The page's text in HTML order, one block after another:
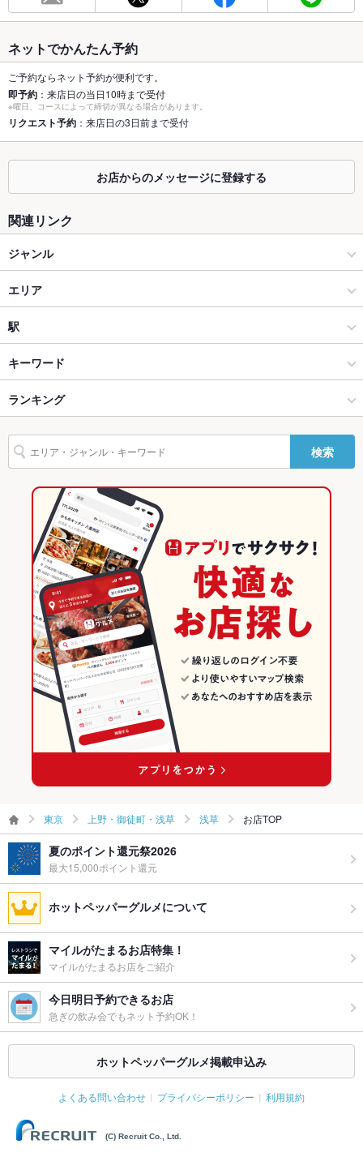
最大宴会収
50人
個室
あり ：和室（テーブル・椅子）4部屋。2～16名様までご利用可
能。別途、室料がかかります。
座敷 なし ：個室6名様。別途、室料がかかります。
掘りごたつ なし
貸切 貸切不可 ：30名様～50名様まで貸切可能。要相談。
夜景がきれ
いなお席
あり
Wi-Fi あり
バリアフリ
駐車場 あり ：施設地下1階コインパーキング（半額負担）
英語メニュ
あり
その他設備 －
その他
飲み放題 あり
食べ放題 なし
焼酎充実、日本酒充実
お子様連れ お子様連れOK
ー二次会
－
お祝い・サ
応
可
備考 －
ネットでかんたん予約
ご予約ならネット予約が便利です。
即予約 ：来店日の当日10時まで受付
※曜日、コースによって締切が異なる場合があります。
リクエスト予約 ：来店日の3日前まで受付
お店からのメッセージに登録する
関連リンク
ジャンル
和食
日本料理・懐石・割烹
上野・御徒町・浅草 × 和食
上野・御徒町・浅草 × 日本料理・懐石・割烹
浅草駅 × 和食
浅草駅 × 日本料理・懐石・割烹
創作料理
上野・御徒町・浅草 × 創作料理
上野・御徒町・浅草 × 和風
浅草駅 × 創作料理
浅草駅 × 和風
エリア
浅草
浅草 × 和食
浅草 × 日本料理・懐石・割烹
浅草 × 創作料理
浅草 × 和風
東京 × 和食
東京 × 日本料理・懐石・割烹
東京 × 創作料理
東京 × 和風
駅
浅草駅
本所吾妻橋駅
キーワード
カニ料理
ランキング
東京のグルメランキング
東京の和食ランキング
東京の日本料理・懐石・割烹ランキング
上野・御徒町・浅草のグルメランキング
上野・御徒町・浅草の和食ランキング
上野・御徒町・浅草の日本料理・懐石・割烹ランキング
浅草のグルメランキング
浅草の和食ランキング
浅草の日本料理・懐石・割烹ランキング
検索
東京 上野・御徒町・浅草 浅草 お店TOP
夏のポイント還元祭2026
最大15,000ポイント還元
ホットペッパーグルメについて
マイルがたまるお店特集！
マイルがたまるお店をご紹介
今日明日予約できるお店
急ぎの飲み会でもネット予約OK！
ホットペッパーグルメ掲載申込み
よくある問い合わせ プライバシーポリシー 利用規約
(C) Recruit Co., Ltd.